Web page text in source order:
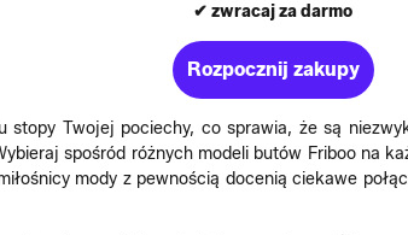
✔ zwracaj za darmo
Rozpocznij zakupy
stopy Twojej pociechy, co sprawia, że są
spośród różnych modeli butów Friboo na
mody z pewnością docenią ciekawe